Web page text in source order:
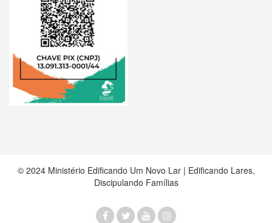
© 2024 Ministério Edificando Um Novo Lar | Edificando Lares,
Discipulando Famílias